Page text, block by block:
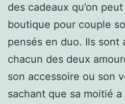
des cadeaux qu’on
boutique pour couple
pensés en duo. Ils sont
chacun des deux
son accessoire ou son
sachant que sa moitié